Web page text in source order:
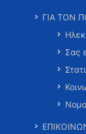
ΓΙΑ ΤΟΝ
Σας